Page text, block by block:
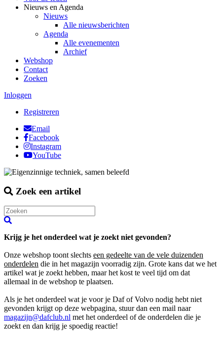
Nieuws en Agenda
Nieuws
Alle nieuwsberichten
Agenda
Alle evenementen
Archief
Webshop
Contact
Zoeken
Inloggen
Registreren
Email
Facebook
Instagram
YouTube
Zoek een artikel
Krijg je het onderdeel wat je zoekt niet gevonden?
Onze webshop toont slechts een gedeelte van de vele duizenden
onderdelen die in het magazijn voorradig zijn. Grote kans dat we het
artikel wat je zoekt hebben, maar het kost te veel tijd om dat
allemaal in de webshop te plaatsen.
Als je het onderdeel wat je voor je Daf of Volvo nodig hebt niet
gevonden krijgt op deze webpagina, stuur dan een mail naar
magazijn@dafclub.nl met het onderdeel of de onderdelen die je
zoekt en dan krijg je spoedig reactie!